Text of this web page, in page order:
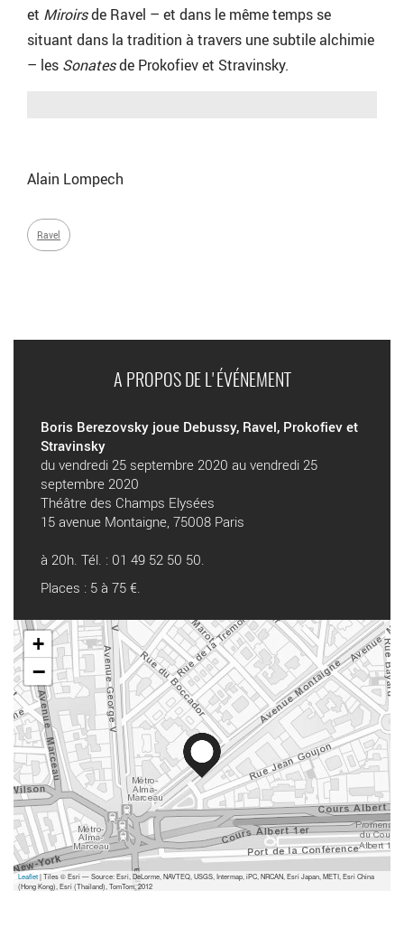
et Miroirsde Ravel – et dans le même temps se
situant dans la tradition à travers une subtile alchimie
– les Sonatesde Prokofiev et Stravinsky.
Alain Lompech
Ravel
A PROPOS DE L'ÉVÉNEMENT
Boris Berezovsky joue Debussy, Ravel, Prokofiev et
Stravinsky
du vendredi 25 septembre 2020 au vendredi 25
septembre 2020
Théâtre des Champs Elysées
15 avenue Montaigne, 75008 Paris
à 20h. Tél. : 01 49 52 50 50.
Places : 5 à 75 €.
+
−
Leaflet| Tiles © Esri — Source: Esri, DeLorme, NAVTEQ, USGS, Intermap, iPC, NRCAN, Esri Japan, METI, Esri China
(Hong Kong), Esri (Thailand), TomTom, 2012